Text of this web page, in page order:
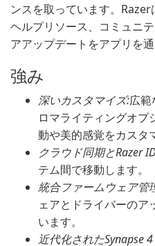
ンスを取っています。
ヘルプリソース、コミュニ
アアップデートをアプリを
強み
深いカスタマイズ:広範
ロマライティングオ
動や美的感覚をカスタ
クラウド同期とRazer
テム間で移動します。
統合ファームウェア管
ェアとドライバーのア
います。
近代化されたSynapse 4